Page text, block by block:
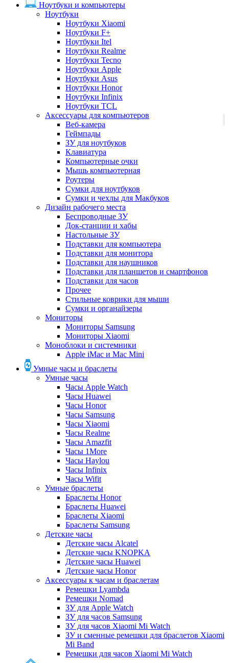
Ноутбуки и компьютеры
Ноутбуки
Ноутбуки Xiaomi
Ноутбуки F+
Ноутбуки Itel
Ноутбуки Realme
Ноутбуки Tecno
Ноутбуки Apple
Ноутбуки Asus
Ноутбуки Honor
Ноутбуки Infinix
Ноутбуки TCL
Аксессуары для компьютеров
Веб-камера
Геймпады
ЗУ для ноутбуков
Клавиатура
Компьютерные очки
Мышь компьютерная
Роутеры
Сумки для ноутбуков
Сумки и чехлы для Макбуков
Дизайн рабочего места
Беспроводные ЗУ
Док-станции и хабы
Настольные ЗУ
Подставки для компьютера
Подставки для монитора
Подставки для наушников
Подставки для планшетов и смартфонов
Подставки для часов
Прочее
Стильные коврики для мыши
Сумки и органайзеры
Мониторы
Мониторы Samsung
Мониторы Xiaomi
Моноблоки и системники
Apple iMac и Mac Mini
Умные часы и браслеты
Умные часы
Часы Apple Watch
Часы Huawei
Часы Honor
Часы Samsung
Часы Xiaomi
Часы Realme
Часы Amazfit
Часы 1More
Часы Haylou
Часы Infinix
Часы Wifit
Умные браслеты
Браслеты Honor
Браслеты Huawei
Браслеты Xiaomi
Браслеты Samsung
Детские часы
Детские часы Alcatel
Детские часы KNOPKA
Детские часы Huawei
Детские часы Honor
Аксессуары к часам и браслетам
Ремешки Lyambda
Ремешки Nomad
ЗУ для Apple Watch
ЗУ для часов Samsung
ЗУ для часов Xiaomi Mi Watch
ЗУ и сменные ремешки для браслетов Xiaomi
Mi Band
Ремешки для часов Xiaomi Mi Watch